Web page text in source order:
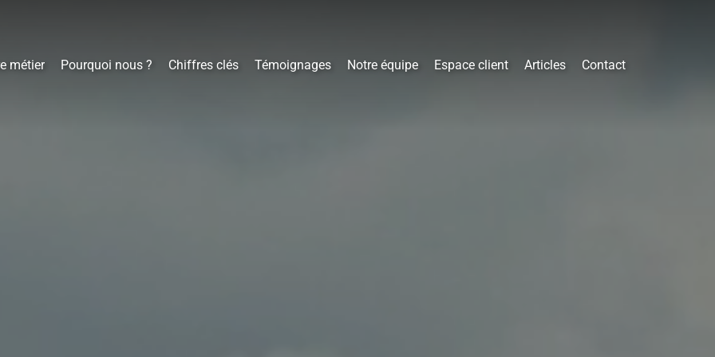
métier Pourquoi nous ? Chiffres clés Témoignages Notre équipe Espace client Articles Contact